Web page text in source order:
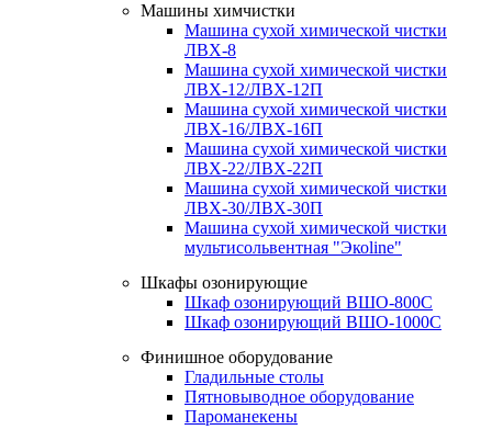
Машины химчистки
Машина сухой химической чистки
ЛВХ-8
Машина сухой химической чистки
ЛВХ-12/ЛВХ-12П
Машина сухой химической чистки
ЛВХ-16/ЛВХ-16П
Машина сухой химической чистки
ЛВХ-22/ЛВХ-22П
Машина сухой химической чистки
ЛВХ-30/ЛВХ-30П
Машина сухой химической чистки
мультисольвентная "Экоline"
Шкафы озонирующие
Шкаф озонирующий ВШО-800С
Шкаф озонирующий ВШО-1000С
Финишное оборудование
Гладильные столы
Пятновыводное оборудование
Пароманекены